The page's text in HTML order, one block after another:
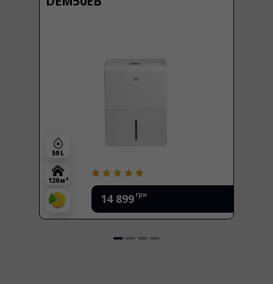
14 899 грн
50 L
120 м 2